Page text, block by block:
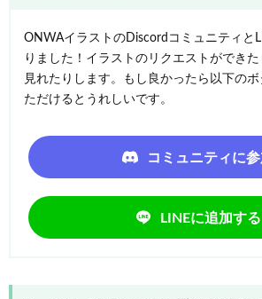
ONWAイラストのDiscordコミュニティと
りました！イラストのリクエストができ
見れたりします。もし良かったら以下の
ただけるとうれしいです。
コミュニティに参
LINEに追加する